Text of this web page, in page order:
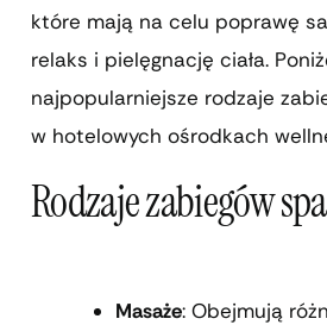
które mają na celu poprawę
relaks i pielęgnację ciała.
najpopularniejsze rodzaje
w hotelowych ośrodkach
Rodzaje zabiegów spa
Masaże: Obejmują